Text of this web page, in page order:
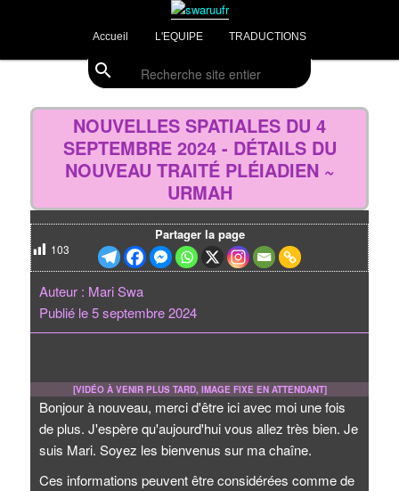
principalswaruufr
Divulgations Swaruurienne et Taygetienne
search
Accueil L'EQUIPE TRADUCTIONS
des
NOUVELLES SPATIALES DU 4
SEPTEMBRE 2024 - DÉTAILS DU
NOUVEAU TRAITÉ PLÉIADIEN ~
URMAH
103
Partager la page
Auteur : Mari Swa
Publié le 5 septembre 2024
[VIDÉO À VENIR PLUS TARD, IMAGE FIXE EN ATTENDANT]
Bonjour à nouveau, merci d'être ici avec moi une fois
de plus. J'espère qu'aujourd'hui vous allez très bien. Je
suis Mari. Soyez les bienvenus sur ma chaîne.
Ces informations peuvent être considérées comme de